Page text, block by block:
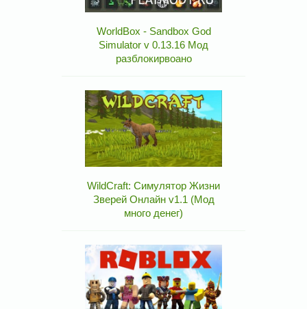
WorldBox - Sandbox God
Simulator v 0.13.16 Мод
разблокирвоано
WildCraft: Симулятор Жизни
Зверей Онлайн v1.1 (Мод
много денег)